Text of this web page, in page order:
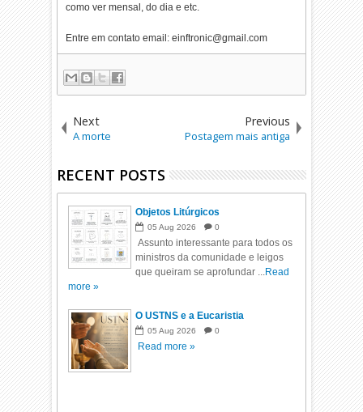
como ver mensal, do dia e etc.
Entre em contato email: einftronic@gmail.com
Next
A morte
Previous
Postagem mais antiga
RECENT POSTS
Objetos Litúrgicos
05 Aug 2026 0
Assunto interessante para todos os
ministros da comunidade e leigos
que queiram se aprofundar ... Read
more »
O USTNS e a Eucaristia
05 Aug 2026 0
Read more »